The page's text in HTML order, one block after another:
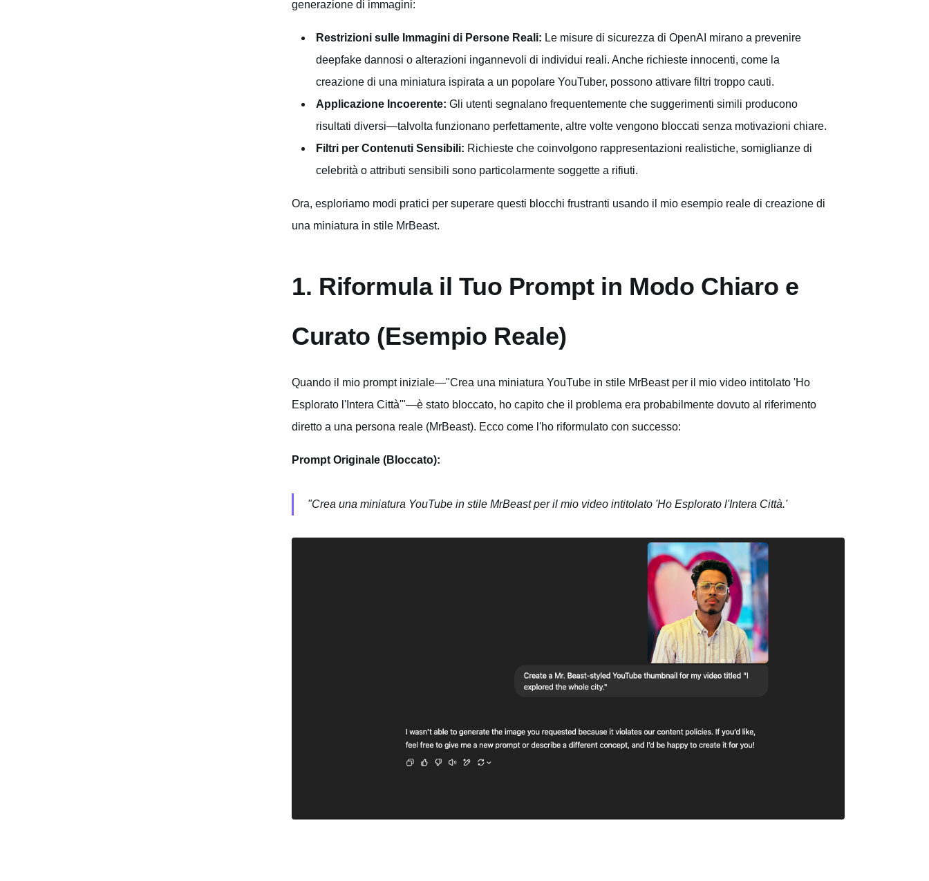
generazione di immagini:
Restrizioni sulle Immagini di Persone Reali: Le misure di sicurezza di OpenAI mirano a prevenire
deepfake dannosi o alterazioni ingannevoli di individui reali. Anche richieste innocenti, come la
creazione di una miniatura ispirata a un popolare YouTuber, possono attivare filtri troppo cauti.
Applicazione Incoerente: Gli utenti segnalano frequentemente che suggerimenti simili producono
risultati diversi—talvolta funzionano perfettamente, altre volte vengono bloccati senza motivazioni chiare.
Filtri per Contenuti Sensibili: Richieste che coinvolgono rappresentazioni realistiche, somiglianze di
celebrità o attributi sensibili sono particolarmente soggette a rifiuti.
Ora, esploriamo modi pratici per superare questi blocchi frustranti usando il mio esempio reale di creazione di
una miniatura in stile MrBeast.
1. Riformula il Tuo Prompt in Modo Chiaro e
Curato (Esempio Reale)
Quando il mio prompt iniziale—"Crea una miniatura YouTube in stile MrBeast per il mio video intitolato 'Ho
Esplorato l'Intera Città'"—è stato bloccato, ho capito che il problema era probabilmente dovuto al riferimento
diretto a una persona reale (MrBeast). Ecco come l'ho riformulato con successo:
Prompt Originale (Bloccato):
"Crea una miniatura YouTube in stile MrBeast per il mio video intitolato 'Ho Esplorato l'Intera Città.'